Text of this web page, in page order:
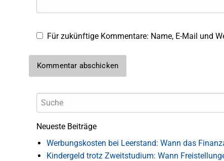
Für zukünftige Kommentare: Name, E-Mail und
Neueste Beiträge
Werbungskosten bei Leerstand: Wann das
Kindergeld trotz Zweitstudium: Wann